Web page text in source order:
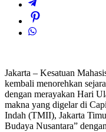
Jakarta – Kesatuan
kembali menorehkan
dengan merayakan Hari
makna yang digelar di
Indah (TMII), Jakarta
Budaya Nusantara”